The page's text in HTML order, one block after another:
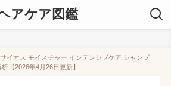
アケア図鑑
イオス モイスチャー インテンシブケア シャンプ
【2026年4月26日更新】